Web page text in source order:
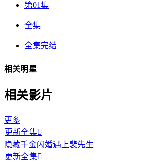
第01集
全集
全集完结
相关明星
相关影片
更多
更新全集
隐藏千金闪婚遇上裴先生
更新全集